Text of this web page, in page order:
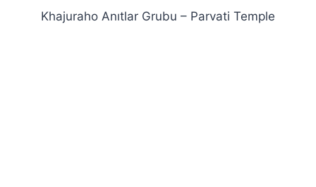
Khajuraho Anıtlar Grubu – Parvati Temple